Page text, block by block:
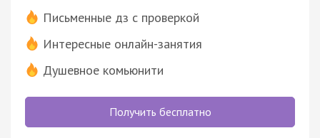
Письменные дз с проверкой
Интересные онлайн-занятия
Душевное комьюнити
Получить бесплатно